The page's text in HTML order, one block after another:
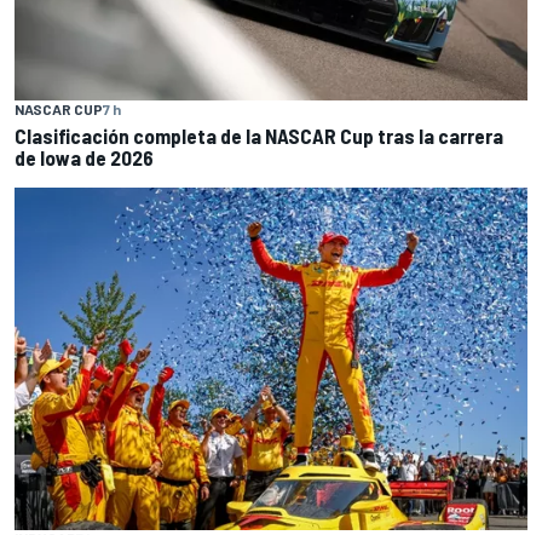
NASCAR CUP7 h
Clasificación completa de la NASCAR Cup tras la carrera
de Iowa de 2026